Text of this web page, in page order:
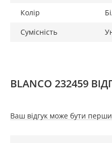
Колір
Сумісність
BLANCO 232459
Ваш відгук може бути